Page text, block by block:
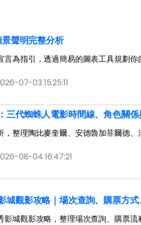
聲明完整分析
為指引，透過簡易的圖表工具規劃你
07-03 15:25:11
三代蜘蛛人電影時間線、角色關
整理陶比麥奎爾、安德魯加菲爾德
08-04 16:47:21
城觀影攻略｜場次查詢、購票方
影城觀影攻略，整理場次查詢、購票